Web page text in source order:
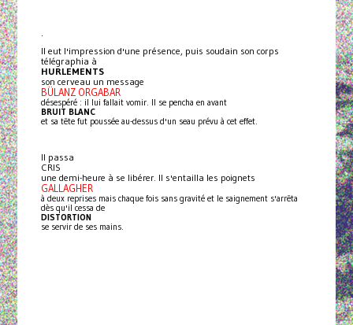
.
Il eut l'impression d'une présence, puis soudain son corps
télégraphia à
HURLEMENTS
son cerveau un message
BÜLANZ ORGABAR
désespéré : il lui fallait vomir. Il se pencha en avant
BRUIT BLANC
et sa tête fut poussée au-dessus d'un seau prévu à cet effet.
Il passa
CRIS
une demi-heure à se libérer. Il s'entailla les poignets
GALLAGHER
à deux reprises mais chaque fois sans gravité et le saignement s'arrêta
dès qu'il cessa de
DISTORTION
se servir de ses mains.